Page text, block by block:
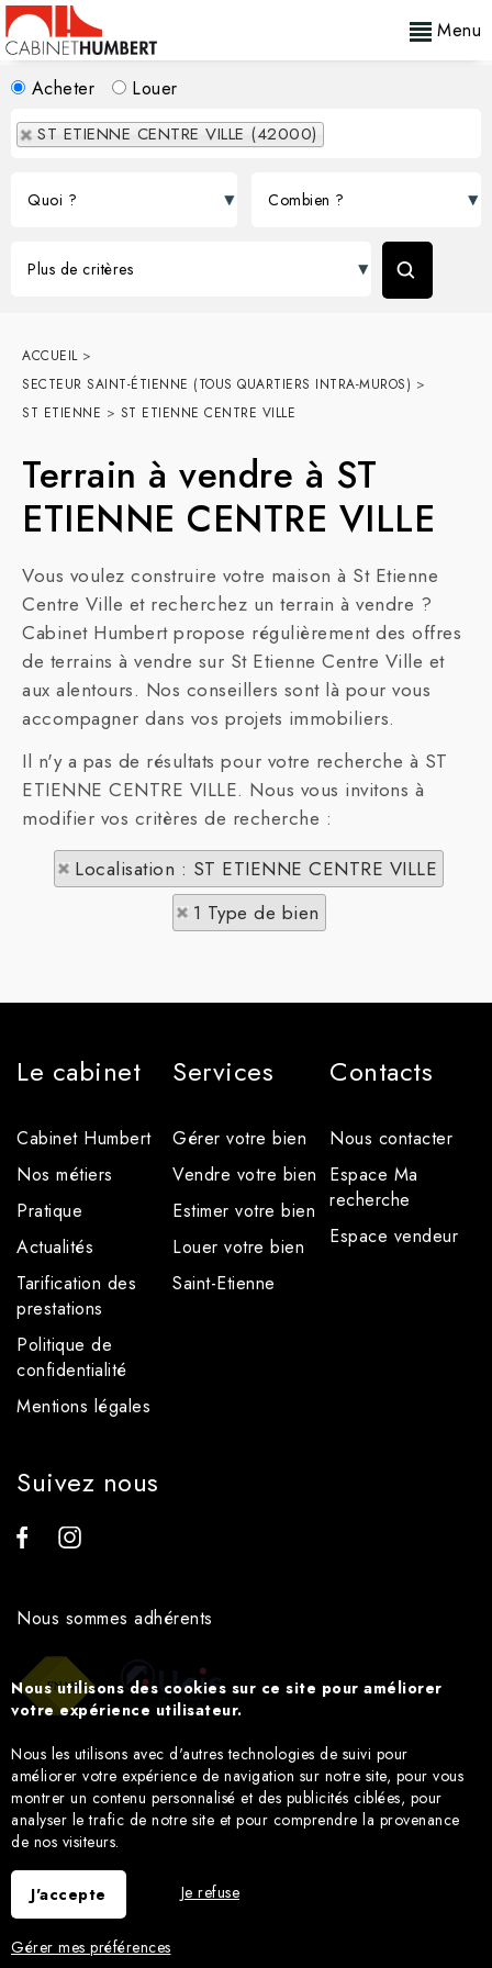
Menu
Acheter Louer
ST ETIENNE CENTRE VILLE (42000)
ACCUEIL>
SECTEUR SAINT-ÉTIENNE (TOUS QUARTIERS INTRA-MUROS) >
ST ETIENNE > ST ETIENNE CENTRE VILLE
Terrain à vendre à ST
ETIENNE CENTRE VILLE
Vous voulez construire votre maison à St Etienne
Centre Ville et recherchez un terrain à vendre ?
Cabinet Humbert propose régulièrement des offres
de terrains à vendre sur St Etienne Centre Ville et
aux alentours. Nos conseillers sont là pour vous
accompagner dans vos projets immobiliers.
Il n'y a pas de résultats pour votre recherche à ST
ETIENNE CENTRE VILLE. Nous vous invitons à
modifier vos critères de recherche :
Localisation : ST ETIENNE CENTRE VILLE
1 Type de bien
Le cabinet
Cabinet Humbert
Nos métiers
Pratique
Actualités
Tarification des
prestations
Politique de
confidentialité
Mentions légales
Services
Gérer votre bien
Vendre votre bien
Estimer votre bien
Louer votre bien
Saint-Etienne
Contacts
Nous contacter
Espace Ma
recherche
Espace vendeur
Suivez nous
Nous sommes adhérents
Nous utilisons des cookies sur ce site pour améliorer
votre expérience utilisateur.
Nous les utilisons avec d'autres technologies de suivi pour
améliorer votre expérience de navigation sur notre site, pour vous
montrer un contenu personnalisé et des publicités ciblées, pour
analyser le trafic de notre site et pour comprendre la provenance
de nos visiteurs.
J'accepte Je refuse
Gérer mes préférences